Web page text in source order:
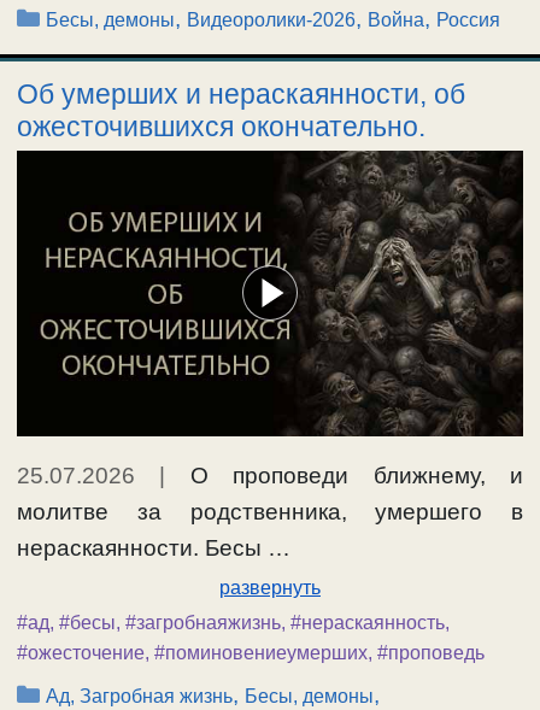
Рубрики
Бесы, демоны, Видеоролики-2026, Война, Россия
Об умерших и нераскаянности, об
ожесточившихся окончательно.
25.07.2026
О проповеди ближнему, и
молитве за родственника, умершего в
нераскаянности. Бесы …
развернуть
#ад, #бесы, #загробнаяжизнь, #нераскаянность,
#ожесточение, #поминовениеумерших, #проповедь
Рубрики
Ад, Загробная жизнь, Бесы, демоны,